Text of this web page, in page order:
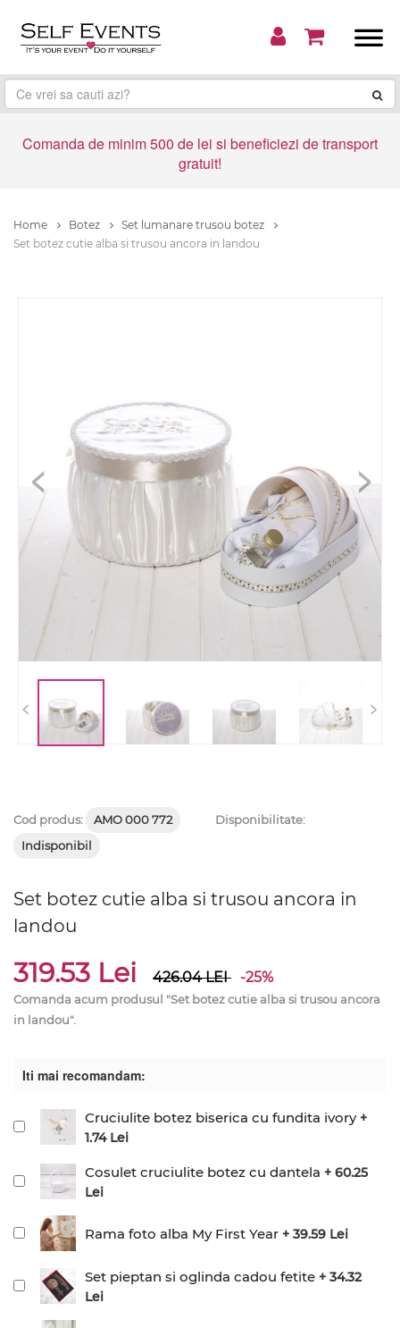
Comanda de minim 500 de lei si beneficiezi de transport
gratuit!
Home Botez
Set lumanare trusou botez
Set botez cutie alba si trusou ancora in landou
< >
< >
Cod produs: AMO 000 772
Disponibilitate:
Indisponibil
Set botez cutie alba si trusou ancora in
landou
319.53 Lei 426.04LEI -25%
Comanda acum produsul "Set botez cutie alba si trusou ancora
in landou".
Iti mai recomandam:
Cruciulite botez biserica cu fundita ivory+
1.74 Lei
Cosulet cruciulite botez cu dantela + 60.25
Lei
Rama foto alba My First Year + 39.59 Lei
Set pieptan si oglinda cadou fetite + 34.32
Lei